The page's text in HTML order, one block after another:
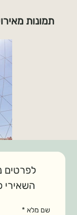
תמונות
לפרטים
השאירי
שם מלא *